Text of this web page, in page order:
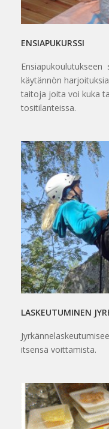
ENSIAPUKURSSI
Ensiapukoulutukseen
käytännön
taitoja joita voi kuka
tositilanteissa.
LASKEUTUMINEN
itsensä voittamista.